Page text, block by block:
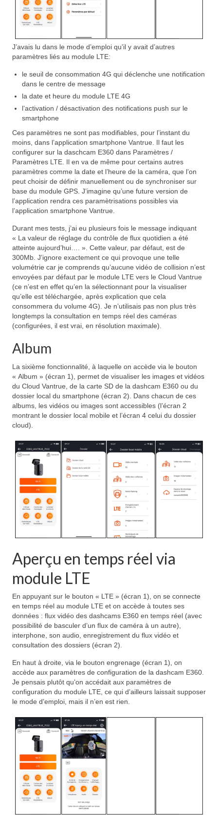
J’avais lu dans le mode d’emploi qu’il y avait d’autres
paramètres liés au module LTE:
le seuil de consommation 4G qui déclenche une notification
dans le centre de message
la date et heure du module LTE 4G
l’activation / désactivation des notifications push sur le
smartphone
Ces paramètres ne sont pas modifiables, pour l’instant du
moins, dans l’application smartphone Vantrue. Il faut les
configurer sur la daschcam E360 dans Paramètres /
Paramètres LTE. Il en va de même pour certains autres
paramètres comme la date et l’heure de la caméra, que l’on
peut choisir de définir manuellement ou de synchroniser sur
base du module GPS. J’imagine qu’une future version de
l’application rendra ces paramètrisations possibles via
l’application smartphone Vantrue.
Durant mes tests, j’ai eu plusieurs fois le message indiquant
« La valeur de réglage du contrôle de flux quotidien a été
atteinte aujourd’hui…. ». Cette valeur, par défaut, est de
300Mb. J’ignore exactement ce qui provoque une telle
volumétrie car je comprends qu’aucune vidéo de collision n’est
envoyées par défaut par le module LTE vers le Cloud Vantrue
(ce n’est en effet qu’en la sélectionnant pour la visualiser
qu’elle est téléchargée, après explication que cela
consommera du volume 4G). Je n’utilisais pas non plus très
longtemps la consultation en temps réel des caméras
(configurées, il est vrai, en résolution maximale).
Album
La sixième fonctionnalité, à laquelle on accède via le bouton
« Album » (écran 1), permet de visualiser les images et vidéos
du Cloud Vantrue, de la carte SD de la dashcam E360 ou du
dossier local du smartphone (écran 2). Dans chacun de ces
albums, les vidéos ou images sont accessibles (l’écran 2
montrant le dossier local mobile et l’écran 4 celui du dossier
cloud).
Aperçu en temps réel via
module LTE
En appuyant sur le bouton « LTE » (écran 1), on se connecte
en temps réel au module LTE et on accède à toutes ses
données : flux vidéo des dashcams E360 en temps réel (avec
possibilité de basculer d’un flux de caméra à un autre),
interphone, son audio, enregistrement du flux vidéo et
consultation des dossiers (écran 2).
En haut à droite, via le bouton engrenage (écran 1), on
accède aux paramètres de configuration de la dashcam E360.
Je pensais plutôt qu’on accédait aux paramètres de
configuration du module LTE, ce qui d’ailleurs laissait supposer
le mode d’emploi, mais il n’en est rien.